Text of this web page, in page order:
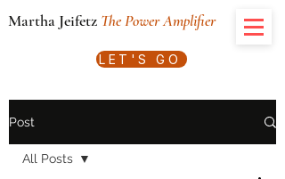
Martha Jeifetz The Power Amplifier
LET'S GO
Post
All Posts